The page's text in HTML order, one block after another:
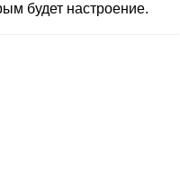
будет настроение.